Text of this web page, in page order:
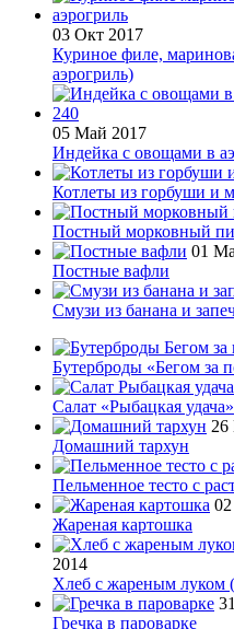
03 Окт 2017
Куриное филе,
аэрогриль)
05 Май 2017
Индейка с овощами в
Котлеты из горбуши и
Постный морковный
01
Постные вафли
Смузи из банана и
Бутерброды «Бегом за
Салат «Рыбацкая удача»
Домашний тархун
Пельменное тесто с
Жареная картошка
2014
Хлеб с жареным луком
Гречка в пароварке